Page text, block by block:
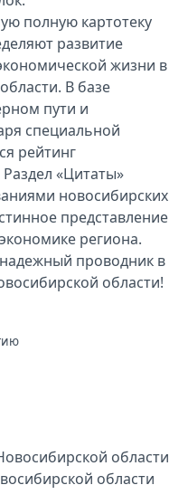
полную картотеку
развитие
жизни в
В базе
пути и
специальной
рейтинг
«Цитаты»
новосибирских
представление
региона.
проводник в
области!
области